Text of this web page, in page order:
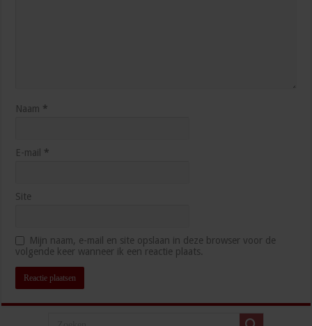
Naam *
E-mail *
Site
Mijn naam, e-mail en site opslaan in deze browser voor de
volgende keer wanneer ik een reactie plaats.